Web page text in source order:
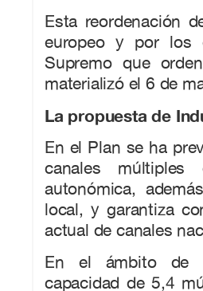
Esta reordenación
europeo y por los
Supremo que
materializó el 6 de
La propuesta de
En el Plan se ha
canales
autonómica,
local, y garantiza
actual de canales
En el ámbito de
capacidad de 5,4